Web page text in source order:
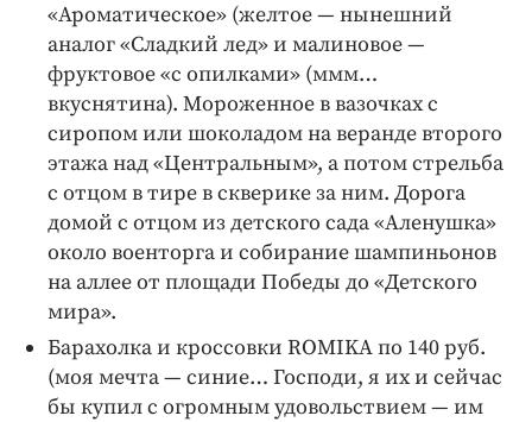
«Ароматическое» (желтое — нынешний
аналог «Сладкий лед» и малиновое —
фруктовое «с опилками» (ммм…
вкуснятина). Мороженное в вазочках с
сиропом или шоколадом на веранде второго
этажа над «Центральным», а потом стрельба
с отцом в тире в скверике за ним. Дорога
домой с отцом из детского сада «Аленушка»
около военторга и собирание шампиньонов
на аллее от площади Победы до «Детского
мира».
Барахолка и кроссовки ROMIKA по 140 руб.
(моя мечта — синие… Господи, я их и сейчас
бы купил с огромным удовольствием — им